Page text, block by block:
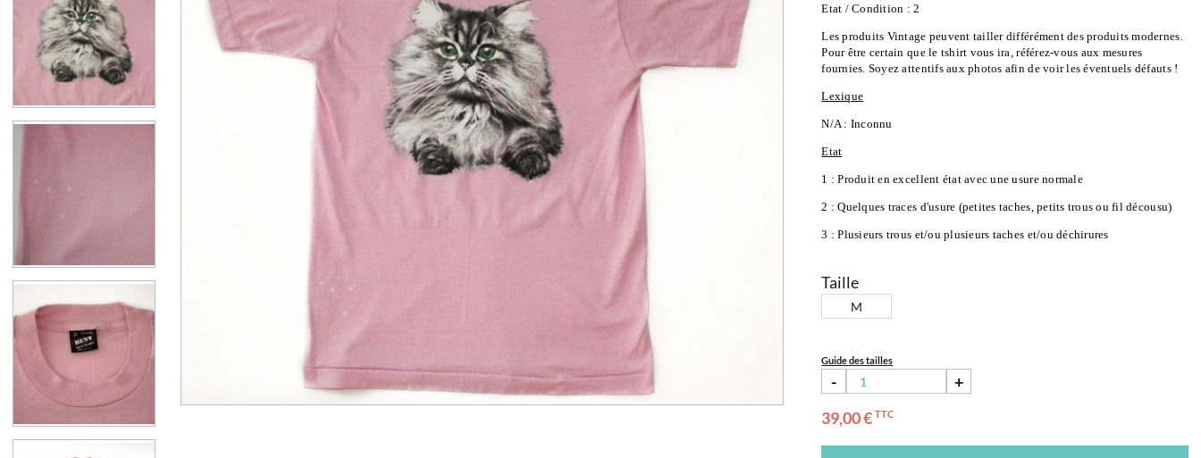
Etat / Condition : 2
Les produits Vintage peuvent tailler différément des produits modernes.
Pour être certain que le tshirt vous ira, référez-vous aux mesures
fournies. Soyez attentifs aux photos afin de voir les éventuels défauts !
Lexique
N/A : Inconnu
Etat
1 : Produit en excellent état avec une usure normale
2 : Quelques traces d'usure (petites taches, petits trous ou fil décousu)
3 : Plusieurs trous et/ou plusieurs taches et/ou déchirures
Taille
M
Guide des tailles
-
+
39,00 €TTC